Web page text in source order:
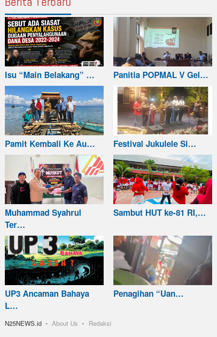
Isu “Main Belakang” … Panitia POPMAL V Gel…
Pamit Kembali Ke Au… Festival Jukulele Si…
Muhammad Syahrul
Ter…
Sambut HUT ke-81 RI,…
UP3 Ancaman Bahaya
L…
Penagihan “Uan…
N25NEWS.id About Us Redaksi